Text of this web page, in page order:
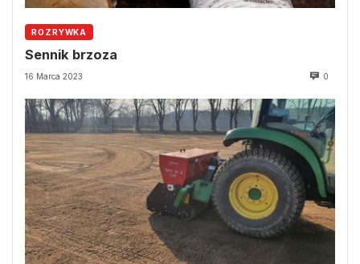
ROZRYWKA
Sennik brzoza
16 Marca 2023 0